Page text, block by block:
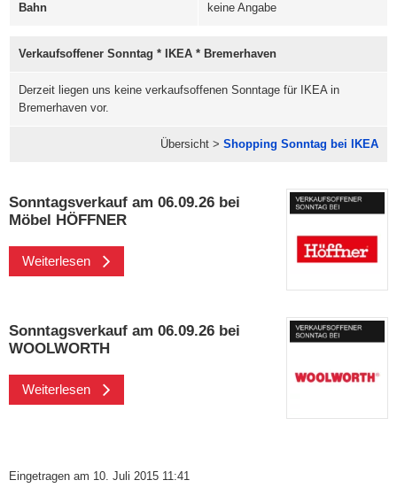
Bahn keine Angabe
Verkaufsoffener Sonntag * IKEA * Bremerhaven
Derzeit liegen uns keine verkaufsoffenen Sonntage für IKEA in
Bremerhaven vor.
Übersicht > Shopping Sonntag bei IKEA
Sonntagsverkauf am 06.09.26 bei
Möbel HÖFFNER
Weiterlesen
Sonntagsverkauf am 06.09.26 bei
WOOLWORTH
Weiterlesen
Eingetragen am 10. Juli 2015 11:41